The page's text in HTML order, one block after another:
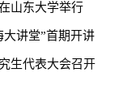
山东大学举行
大讲堂”首期开讲
生代表大会召开